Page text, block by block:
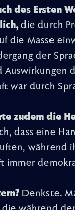
des Ersten
die durch
die Masse
der
Auswirkungen
war durch
zudem die
dass eine
während
immer
Denkste.